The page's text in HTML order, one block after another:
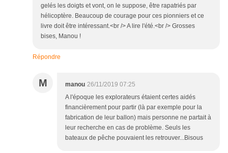
gelés les doigts et vont, on le suppose, être rapatriés par
hélicoptère. Beaucoup de courage pour ces pionniers et ce
livre doit être intéressant.<br /> A lire l'été.<br /> Grosses
bises, Manou !
Répondre
M manou 26/11/2019 07:25
A l'époque les explorateurs étaient certes aidés
financièrement pour partir (là par exemple pour la
fabrication de leur ballon) mais personne ne partait à
leur recherche en cas de problème. Seuls les
bateaux de pêche pouvaient les retrouver...Bisous